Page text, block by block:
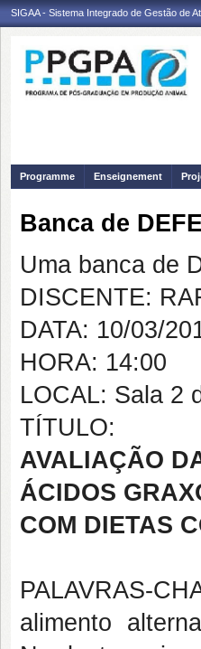
SIGAA - Sistema Integrado de Gestão de
Programme Enseignement
Banca de
Uma banca de
DISCENTE:
DATA: 10/03/
HORA: 14:00
LOCAL: Sala 2
TÍTULO:
AVALIAÇÃO
ÁCIDOS
COM DIETAS
PALAVRAS-
alimento